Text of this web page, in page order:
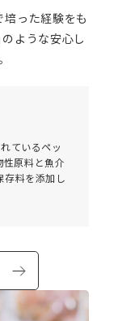
培った経験をも
のような安心し
ているペッ
性原料と魚介
存料を添加し